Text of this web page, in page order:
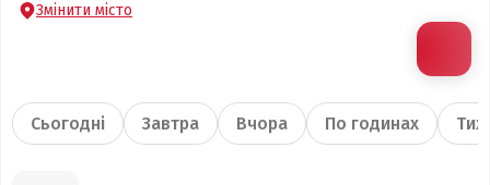
Змінити місто
Сьогодні Завтра Вчора По годинах